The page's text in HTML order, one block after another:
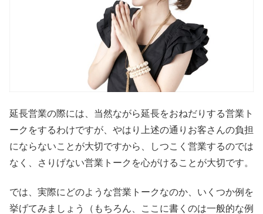
延長営業の際には、当然ながら延長をおねだりする営業ト
ークをするわけですが、やはり上述の通りお客さんの負担
にならないことが大切ですから、しつこく営業するのでは
なく、さりげない営業トークを心がけることが大切です。
では、実際にどのような営業トークなのか、いくつか例を
挙げてみましょう（もちろん、ここに書くのは一般的な例